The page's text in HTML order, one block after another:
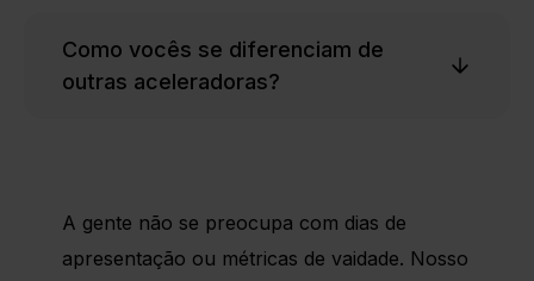
Como vocês se diferenciam de
outras aceleradoras?
A gente não se preocupa com dias de
apresentação ou métricas de vaidade. Nosso